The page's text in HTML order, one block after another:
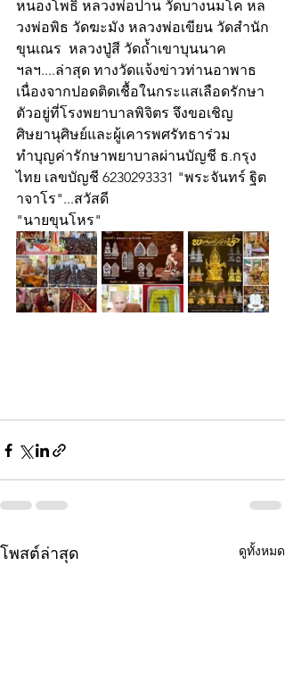
หนองโพธิ์ หลวงพ่อปาน วัดบางนมโค หล
วงพ่อพิธ วัดฆะมัง หลวงพ่อเขียน วัดสำนัก
ขุนเณร  หลวงปู่สี วัดถ้ำเขาบุนนาค
ฯลฯ....ล่าสุด ทางวัดแจ้งข่าวท่านอาพาธ
เนื่องจากปอดติดเชื้อในกระแสเลือดรักษา
ตัวอยู่ที่โรงพยาบาลพิจิตร จึงขอเชิญ
ศิษยานุศิษย์และผู้เคารพศรัทธาร่วม
ทำบุญค่ารักษาพยาบาลผ่านบัญชี ธ.​กรุง
ไทย​ เลขบัญชี 6230293331 "พระจันทร์​ ฐิต
าจาโร"...สวัสดี
"นายขุนโหร"
โพสต์ล่าสุด ดูทั้งหมด